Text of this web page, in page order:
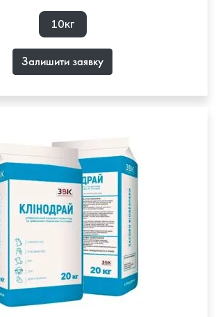
10кг
Залишити заявку